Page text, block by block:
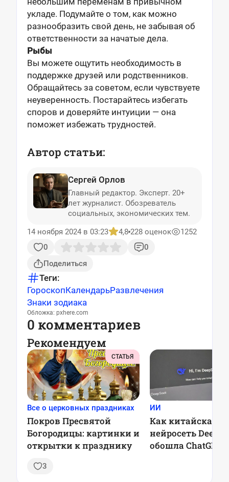
укладе. Подумайте о том, как можно
разнообразить свой день, не забывая об
ответственности за начатые дела.
Рыбы
Вы можете ощутить необходимость в
поддержке друзей или родственников.
Обращайтесь за советом, если чувствуете
неуверенность. Постарайтесь избегать
споров и доверяйте интуиции — она
поможет избежать трудностей.
Автор статьи:
Сергей Орлов
Главный редактор. Эксперт. 20+
лет журналист. Обозреватель
социальных, экономических тем.
14 ноября 2024 в 03:23
4,8 228 оценок
1252
0
0
Поделиться
Теги:
ГороскопКалендарьРазвлечения
Знаки зодиака
Обложка: pxhere.com
0 комментариев
Рекомендуем
СТАТЬЯ
Все о церковных праздниках
Покров Пресвятой
Богородицы: картинки и
открытки к празднику
3
ИИ
Как китайская
нейросеть
обошла ChatGPT